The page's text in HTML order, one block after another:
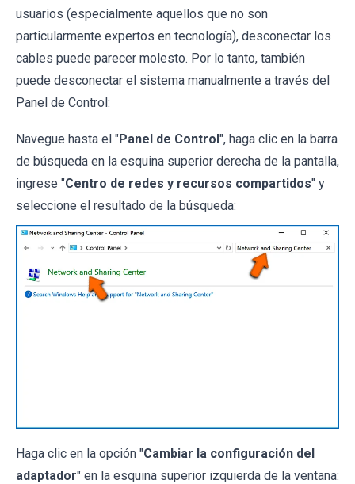
usuarios (especialmente aquellos que no son
particularmente expertos en tecnología), desconectar los
cables puede parecer molesto. Por lo tanto, también
puede desconectar el sistema manualmente a través del
Panel de Control:
Navegue hasta el "Panel de Control", haga clic en la barra
de búsqueda en la esquina superior derecha de la pantalla,
ingrese "Centro de redes y recursos compartidos" y
seleccione el resultado de la búsqueda:
Haga clic en la opción "Cambiar la configuración del
adaptador" en la esquina superior izquierda de la ventana: